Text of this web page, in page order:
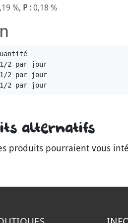
%, P : 0,18 %
2 par jour
2 par jour
2 par jour
alternatifs
produits pourraient vous